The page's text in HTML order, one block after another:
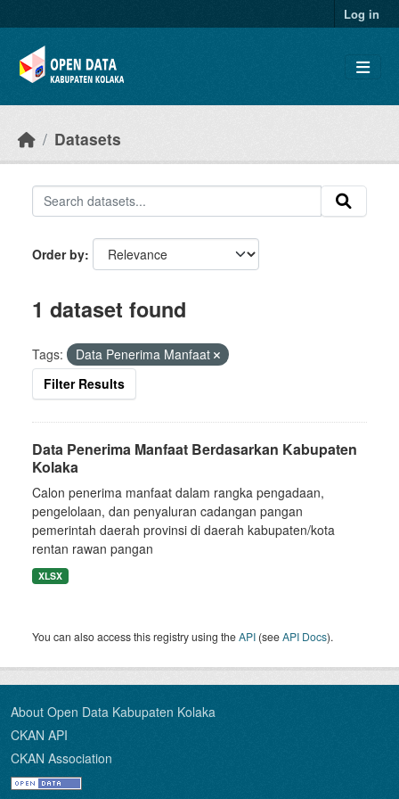
Log in
Datasets
Order by
1 dataset found
Tags:
Data Penerima Manfaat
Filter Results
Data Penerima Manfaat Berdasarkan Kabupaten
Kolaka
Calon penerima manfaat dalam rangka pengadaan,
pengelolaan, dan penyaluran cadangan pangan
pemerintah daerah provinsi di daerah kabupaten/kota
rentan rawan pangan
XLSX
You can also access this registry using theAPI (seeAPI Docs).
About Open Data Kabupaten Kolaka
CKAN API
CKAN Association